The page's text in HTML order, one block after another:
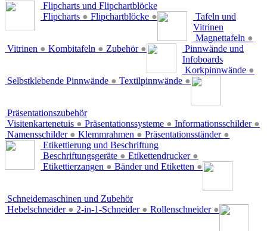
Flipcharts und Flipchartblöcke
Flipcharts ● Flipchartblöcke ●
Tafeln und
Vitrinen
Magnettafeln ●
Vitrinen ● Kombitafeln ● Zubehör ●
Pinnwände und
Infoboards
Korkpinnwände ●
Selbstklebende Pinnwände ● Textilpinnwände ●
Präsentationszubehör
Visitenkartenetuis ● Präsentationssysteme ● Informationsschilder ●
Namensschilder ● Klemmrahmen ● Präsentationsständer ●
Etikettierung und Beschriftung
Beschriftungsgeräte ● Etikettendrucker ●
Etikettierzangen ● Bänder und Etiketten ●
Schneidemaschinen und Zubehör
Hebelschneider ● 2-in-1-Schneider ● Rollenschneider ●